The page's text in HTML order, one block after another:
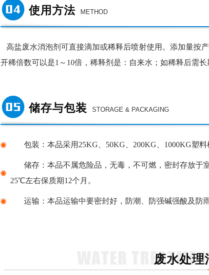
使用方法 METHOD
高盐废水消泡剂 可直接滴加或稀释后喷射使用。添加量按
开稀倍数可以是1～10倍，稀释剂是：自来水；如稀释后需
储存与包装 STORAGE & PACKAGING
包装： 本品采用 25KG、50KG、 200KG、1000KG塑料
储存： 本品不属危险品，无毒，不可燃，密封存放于
25℃左右保质期12个月。
运输： 本品运输中要密封好，防潮、防强碱强酸及防
废水处理